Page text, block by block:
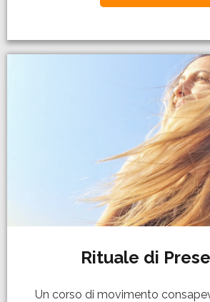
Rituale di
Un corso di movimento